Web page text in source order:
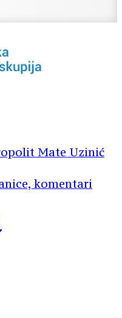
Mate Uzinić
komentari